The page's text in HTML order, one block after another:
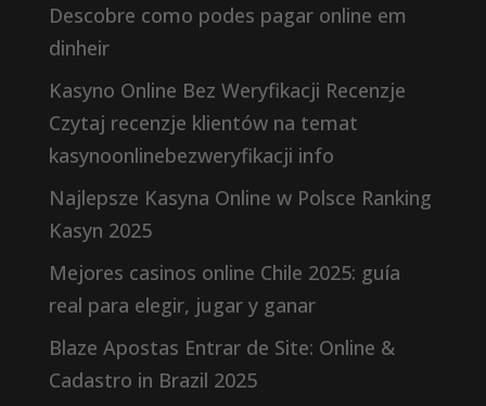
Descobre como podes pagar online em
dinheir
Kasyno Online Bez Weryfikacji Recenzje
Czytaj recenzje klientów na temat
kasynoonlinebezweryfikacji info
Najlepsze Kasyna Online w Polsce Ranking
Kasyn 2025
Mejores casinos online Chile 2025: guía
real para elegir, jugar y ganar
Blaze Apostas Entrar de Site: Online &
Cadastro in Brazil 2025